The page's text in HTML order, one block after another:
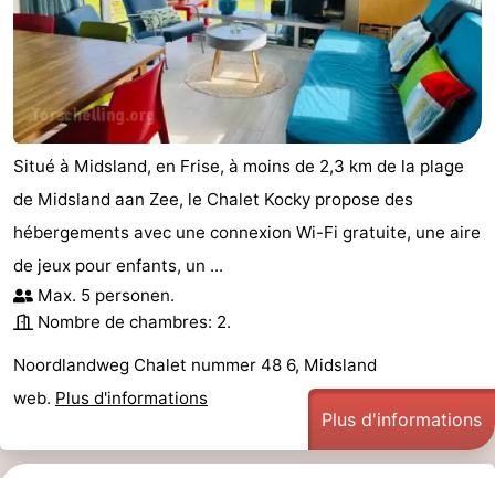
Situé à Midsland, en Frise, à moins de 2,3 km de la plage
de Midsland aan Zee, le Chalet Kocky propose des
hébergements avec une connexion Wi-Fi gratuite, une aire
de jeux pour enfants, un ...
Max. 5 personen.
Nombre de chambres: 2.
Noordlandweg Chalet nummer 48 6, Midsland
web. Plus d'informations
Plus d'informations